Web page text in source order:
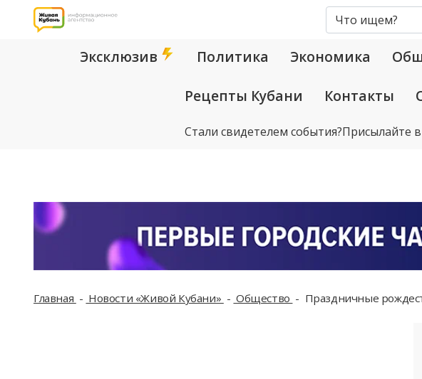
Эксклюзив Политика Экономика
Рецепты Кубани Контакты
Стали свидетелем события?Присылайте
Главная Новости «Живой Кубани» Общество Праздничные